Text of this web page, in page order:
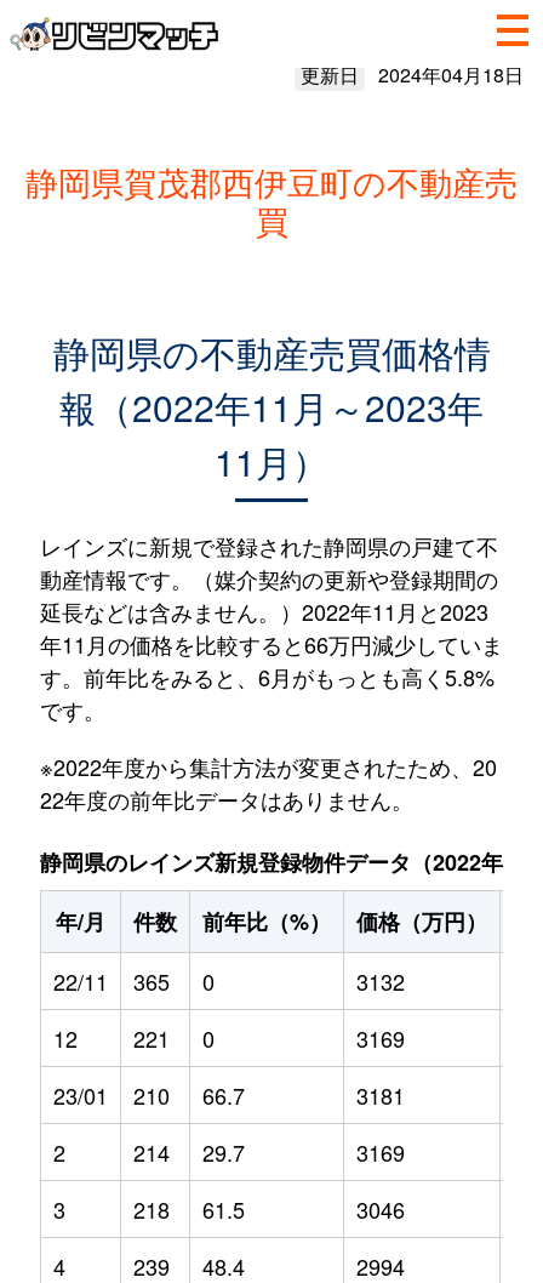
更新日 2024年04月18日
静岡県賀茂郡西伊豆町の不動産売
買
静岡県の不動産売買価格情
報（2022年11月～2023年
11月）
レインズに新規で登録された静岡県の戸建て不
動産情報です。（媒介契約の更新や登録期間の
延長などは含みません。）2022年11月と2023
年11月の価格を比較すると66万円減少していま
す。前年比をみると、6月がもっとも高く5.8%
です。
※2022年度から集計方法が変更されたため、20
22年度の前年比データはありません。
静岡県のレインズ新規登録物件データ（2022年11
年/月
件数 前年比（%） 価格（万円）
22/11
365 0 3132
12
221 0 3169
23/01
210 66.7 3181
2
214 29.7 3169
3
218 61.5 3046
4
239 48.4 2994